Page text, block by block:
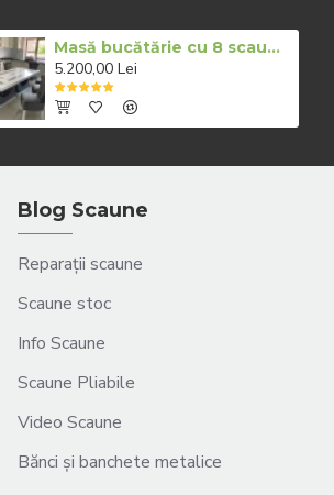
Masă bucătărie cu 8 scaune catifea gri
5.200,00 Lei
Blog Scaune
Reparații scaune
Scaune stoc
Info Scaune
Scaune Pliabile
Video Scaune
Bănci și banchete metalice